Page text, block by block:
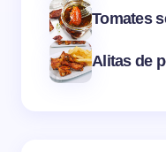
Tomates
Alitas de